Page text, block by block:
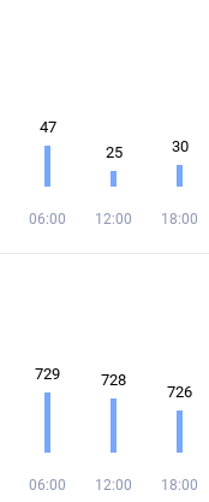
47
06:00
25
12:00
30
18:00
729
06:00
728
12:00
726
18:00